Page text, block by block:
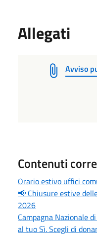
Allegati
Avviso
Contenuti
Orario estivo uffici
📢 Chiusure estive
2026
Campagna Nazionale
al tuo Sì. Scegli di